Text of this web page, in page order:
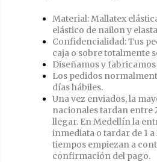
Material: Mallatex
elástico de nailon y
Confidencialidad: Tus
caja o sobre totalmente
Diseñamos y
Los pedidos
días hábiles.
Una vez enviados, la
nacionales tardan entre
llegar. En Medellín la
inmediata o tardar de 1 a
tiempos empiezan a
confirmación del pago.